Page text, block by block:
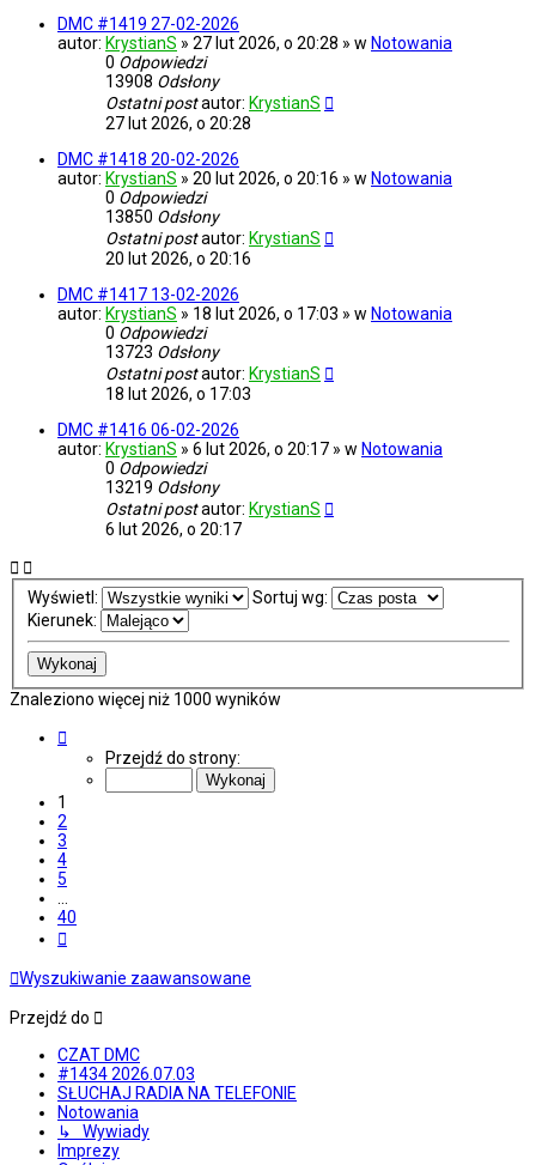
DMC #1419 27-02-2026
autor: KrystianS » 27 lut 2026, o 20:28 » w Notowania
0 Odpowiedzi
13908 Odsłony
Ostatni postautor: KrystianS
27 lut 2026, o 20:28
DMC #1418 20-02-2026
autor: KrystianS » 20 lut 2026, o 20:16 » w Notowania
0 Odpowiedzi
13850 Odsłony
Ostatni postautor: KrystianS
20 lut 2026, o 20:16
DMC #1417 13-02-2026
autor: KrystianS » 18 lut 2026, o 17:03 » w Notowania
0 Odpowiedzi
13723 Odsłony
Ostatni postautor: KrystianS
18 lut 2026, o 17:03
DMC #1416 06-02-2026
autor: KrystianS » 6 lut 2026, o 20:17 » w Notowania
0 Odpowiedzi
13219 Odsłony
Ostatni postautor: KrystianS
6 lut 2026, o 20:17
Wyświetl:
Sortuj wg:
Kierunek:
Znaleziono więcej niż 1000 wyników
Przejdź do strony:
1
2
3
4
5
40
Wyszukiwanie zaawansowane
Przejdź do
CZAT DMC
#1434 2026.07.03
SŁUCHAJ RADIA NA TELEFONIE
Notowania
↳ Wywiady
Imprezy